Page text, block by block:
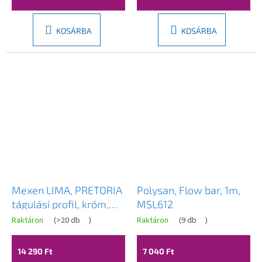
KOSÁRBA KOSÁRBA
Mexen LIMA, PRETORIA
tágulási profil, króm,
850-224-01
Raktáron (>20 db )
14 290 Ft
Polysan, Flow bar, 1m,
MSL612
Raktáron (9 db )
7 040 Ft